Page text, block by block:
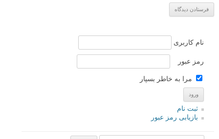
نام کاربری
رمز عبور
مرا به خاطر بسپار
ثبت نام
بازیابی رمز عبور